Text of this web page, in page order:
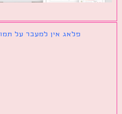
פלאג אין למעבר על תמונה עם